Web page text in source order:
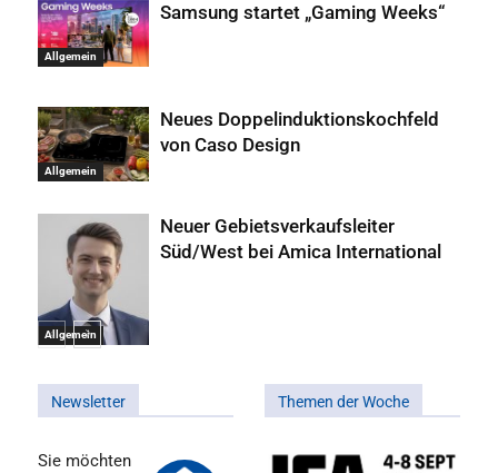
Allgemein
Samsung startet „Gaming Weeks“
Allgemein
Neues Doppelinduktionskochfeld
von Caso Design
Allgemein
Neuer Gebietsverkaufsleiter
Süd/West bei Amica International
Newsletter
Sie möchten
Themen der Woche